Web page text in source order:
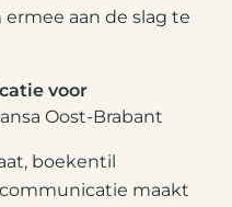
aan de slag te
voor
Oost-Brabant
boekentil
maakt